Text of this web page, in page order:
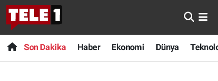
Son Dakika Haber Ekonomi Dünya
Anında Manşet
Başka Sohbetler
Son Dakika
Haber
Nöbetçi Eczaneler
Hava Durumu